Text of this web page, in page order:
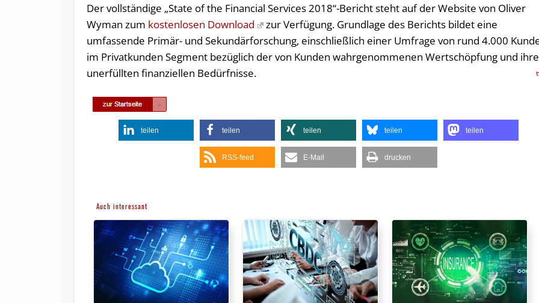
Der vollständige „State of the Financial Services 2018“-Bericht steht auf der Website von Oliver
Wyman zum kostenlosen Download
zur Verfügung. Grundlage des Berichts bildet eine
umfassende Primär- und Sekundärforschung, einschließlich einer Umfrage von rund 4.000
im Privatkunden Segment bezüglich der von Kunden wahrgenommenen Wertschöpfung und
unerfüllten finanziellen Bedürfnisse.
teilen teilen teilen teilen teilen
RSS-feed E-Mail drucken
Auch interessant